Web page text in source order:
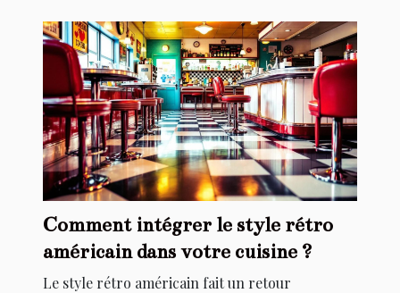
Comment intégrer le style rétro
américain dans votre cuisine ?
Le style rétro américain fait un retour